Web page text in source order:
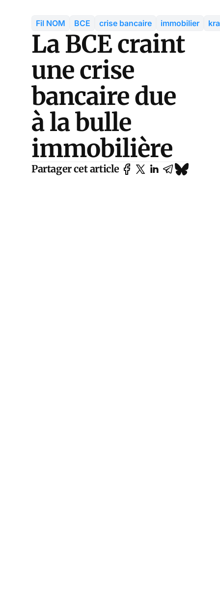
Fil NOM BCE crise bancaire immobilier
La BCE craint
une crise
bancaire due
à la bulle
immobilière
Partager cet article